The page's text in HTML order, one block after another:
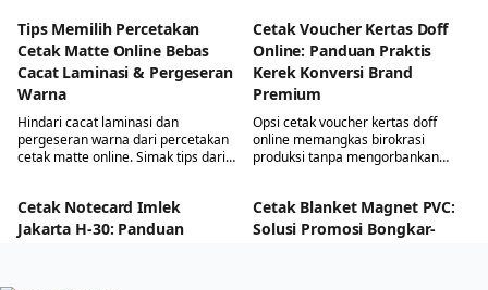
tersampaikan secara efektif dan
hemat biaya.
prestige bagi tamu VIP.
Tips Memilih Percetakan
Cetak Matte Online Bebas
Cacat Laminasi & Pergeseran
Warna
Hindari cacat laminasi dan
pergeseran warna dari percetakan
cetak matte online. Simak tips dari
tepat agar cetakan bisnis Anda
tampil mewah tanpa cela.
Cetak Voucher Kertas Doff
Online: Panduan Praktis
Kerek Konversi Brand
Premium
Opsi cetak voucher kertas doff
online memangkas birokrasi
produksi tanpa mengorbankan
halus efektif meningkatkan
persepsi nilai penawaran Anda.
Cetak Notecard Imlek
Jakarta H-30: Panduan
Cetak Blanket Magnet PVC:
Solusi Promosi Bongkar-